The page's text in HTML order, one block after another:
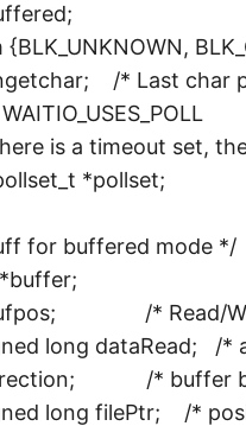
u
ni
x
子
目
的
关
.c
文
件
/* Last char
is a timeout set,
*pollset;
for buffered mode */
/* Read/
long dataRead; /*
/* buffer
long filePtr; /*